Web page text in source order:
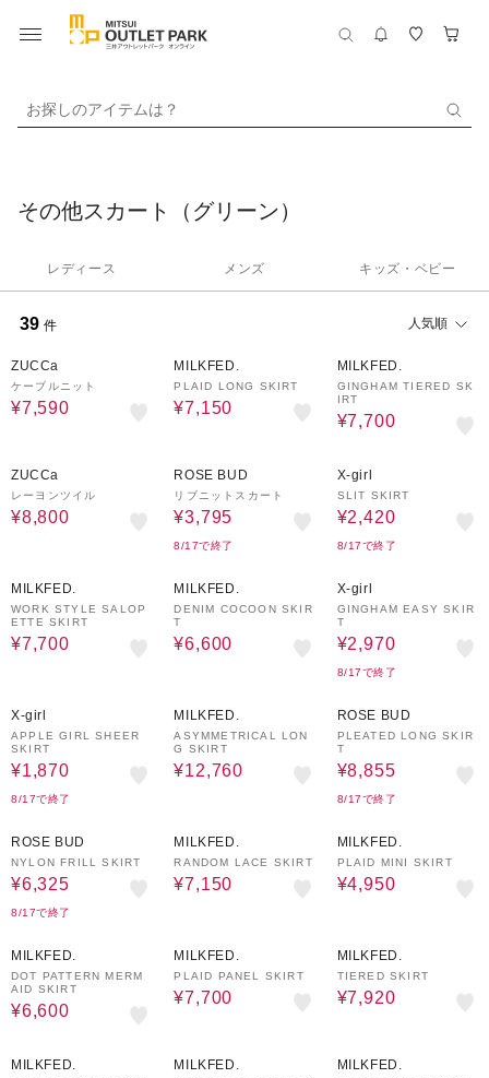
お探しのアイテムは？
その他スカート（グリーン）
レディース メンズ キッズ・ベビー
39 件 人気順
ZUCCa
ケーブルニット
¥7,590
MILKFED.
PLAID LONG SKIRT
¥7,150
MILKFED.
GINGHAM TIERED SK
IRT
¥7,700
ZUCCa
レーヨンツイル
¥8,800
ROSE BUD
リブニットスカート
¥3,795
8/17で終了
X-girl
SLIT SKIRT
¥2,420
8/17で終了
MILKFED.
WORK STYLE SALOP
ETTE SKIRT
¥7,700
MILKFED.
DENIM COCOON SKIR
T
¥6,600
X-girl
GINGHAM EASY SKIR
T
¥2,970
8/17で終了
X-girl
APPLE GIRL SHEER
SKIRT
¥1,870
8/17で終了
MILKFED.
ASYMMETRICAL LON
G SKIRT
¥12,760
ROSE BUD
PLEATED LONG SKIR
T
¥8,855
8/17で終了
ROSE BUD
NYLON FRILL SKIRT
¥6,325
8/17で終了
MILKFED.
RANDOM LACE SKIRT
¥7,150
MILKFED.
PLAID MINI SKIRT
¥4,950
MILKFED.
DOT PATTERN MERM
AID SKIRT
¥6,600
MILKFED.
PLAID PANEL SKIRT
¥7,700
MILKFED.
TIERED SKIRT
¥7,920
MILKFED. MILKFED. MILKFED.